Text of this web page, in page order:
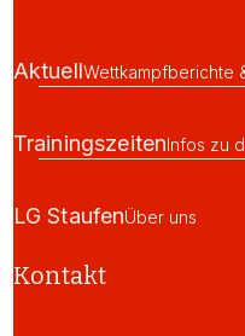
AktuellWettkampfberichte
TrainingszeitenInfos zu
LG StaufenÜber uns
Kontakt